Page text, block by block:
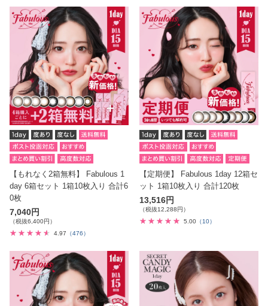
【もれなく2箱無料】 Fabulous 1
day 6箱セット 1箱10枚入り 合計6
0枚
7,040円
（税抜6,400円）
4.97 （476）
【定期便】 Fabulous 1day 12箱セ
ット 1箱10枚入り 合計120枚
13,516円
（税抜12,288円）
5.00 （10）